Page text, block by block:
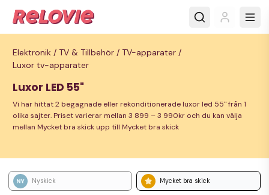
Elektronik / TV & Tillbehör / TV-apparater /
Luxor tv-apparater
Luxor LED 55"
Vi har hittat 2 begagnade eller rekonditionerade luxor led 55" från 1
olika sajter. Priset varierar mellan 3 899 – 3 990kr och du kan välja
mellan Mycket bra skick upp till Mycket bra skick
Nyskick Mycket bra skick